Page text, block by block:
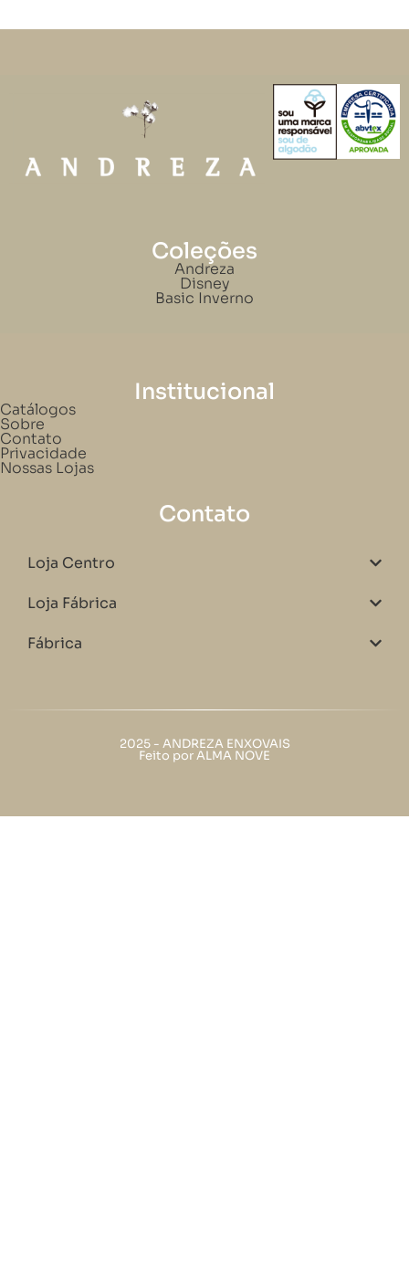
Coleções
Andreza
Disney
Basic Inverno
Institucional
Catálogos
Sobre
Contato
Privacidade
Nossas Lojas
Contato
Loja Centro
Loja Fábrica
Fábrica
2025 - ANDREZA ENXOVAIS
Feito por ALMA NOVE